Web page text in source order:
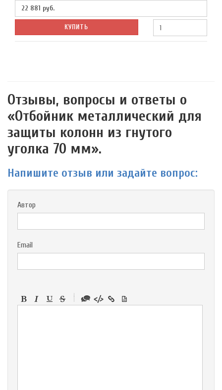
22 881 руб.
КУПИТЬ
Отзывы, вопросы и ответы о
«Отбойник металлический для
защиты колонн из гнутого
уголка 70 мм».
Напишите отзыв или задайте вопрос:
Автор
Email
-
-